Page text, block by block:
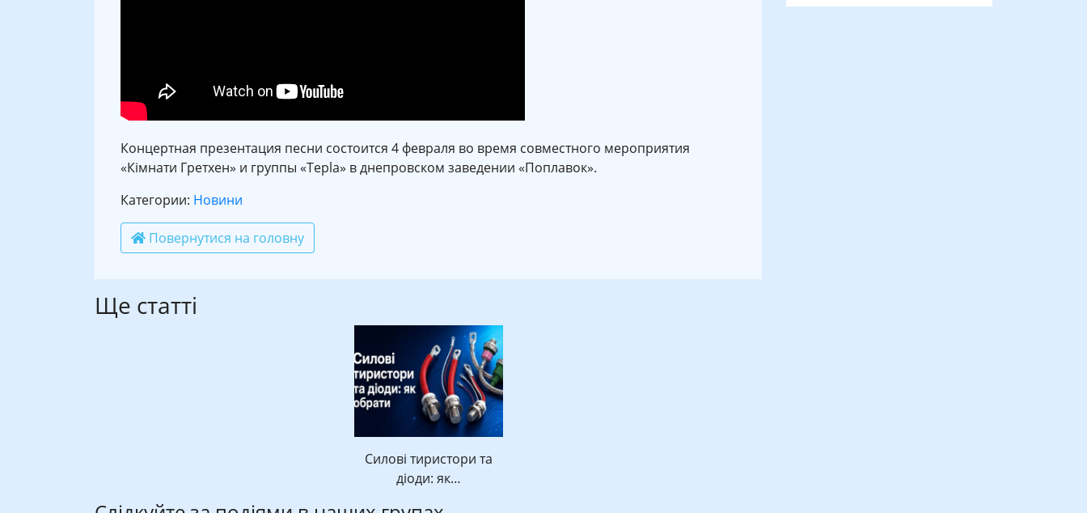
Концертная презентация песни состоится 4 февраля во время совместного мероприятия
«Кімнати Гретхен» и группы «Tepla» в днепровском заведении «Поплавок».
Категории: Новини
Повернутися на головну
Ще статті
Силові тиристори та
діоди: як…